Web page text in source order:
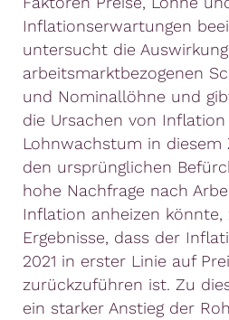
Inflationserwartungen
untersucht die
arbeitsmarktbezogenen
und Nominallöhne und
die Ursachen von
Lohnwachstum in diesem
den ursprünglichen
hohe Nachfrage nach
Inflation anheizen könnte,
Ergebnisse, dass der
2021 in erster Linie auf
zurückzuführen ist. Zu
ein starker Anstieg der